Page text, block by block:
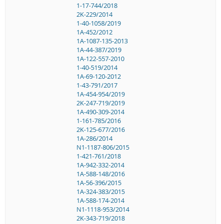
1-17-744/2018
2K-229/2014
1-40-1058/2019
1A-452/2012
1A-1087-135-2013
1A-44-387/2019
1A-122-557-2010
1-40-519/2014
1A-69-120-2012
1-43-791/2017
1A-454-954/2019
2K-247-719/2019
1A-490-309-2014
1-161-785/2016
2K-125-677/2016
1A-286/2014
N1-1187-806/2015
1-421-761/2018
1A-942-332-2014
1A-588-148/2016
1A-56-396/2015
1A-324-383/2015
1A-588-174-2014
N1-1118-953/2014
2K-343-719/2018